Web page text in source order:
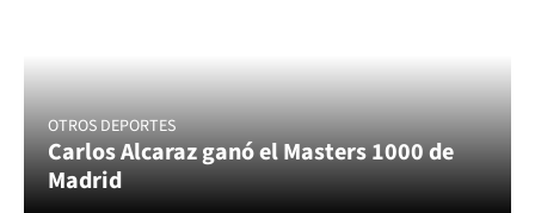
OTROS DEPORTES
Carlos Alcaraz ganó el Masters 1000 de
Madrid